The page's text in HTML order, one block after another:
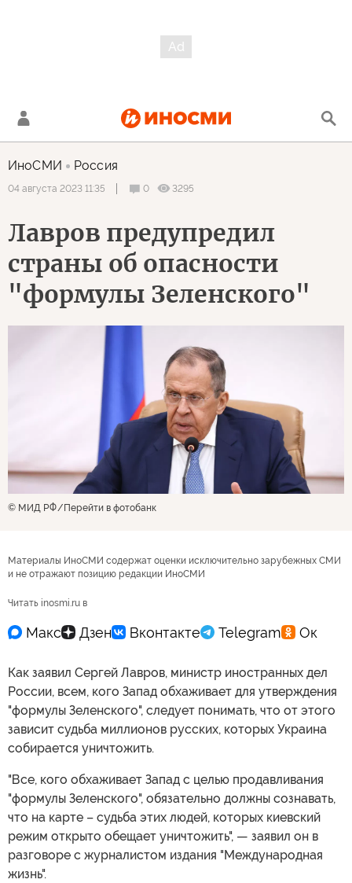
ИноСМИ Россия
04 августа 2023 11:35 0 3295
Лавров предупредил
страны об опасности
"формулы Зеленского"
© МИД РФ Перейти в фотобанк
Материалы ИноСМИ содержат оценки исключительно зарубежных СМИ
и не отражают позицию редакции ИноСМИ
Читать inosmi.ru в
Как заявил Сергей Лавров, министр иностранных дел
России, всем, кого Запад обхаживает для утверждения
"формулы Зеленского", следует понимать, что от этого
зависит судьба миллионов русских, которых Украина
собирается уничтожить.
"Все, кого обхаживает Запад с целью продавливания
"формулы Зеленского", обязательно должны сознавать,
что на карте – судьба этих людей, которых киевский
режим открыто обещает уничтожить", — заявил он в
разговоре с журналистом издания "Международная
жизнь".